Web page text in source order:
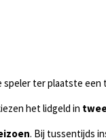
ter plaatste een
het lidgeld in
. Bij tussentijds